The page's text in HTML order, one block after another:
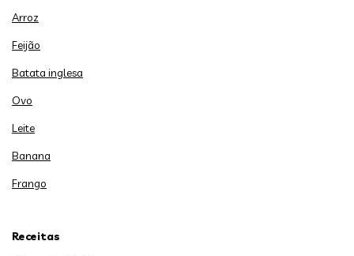
Arroz
Feijão
Batata inglesa
Ovo
Leite
Banana
Frango
Receitas